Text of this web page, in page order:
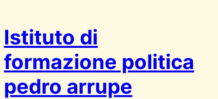
Istituto di
formazione politica
pedro arrupe